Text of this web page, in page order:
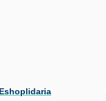
Eshoplidaria